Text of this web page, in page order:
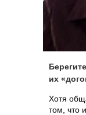
их
Хотя
том, что